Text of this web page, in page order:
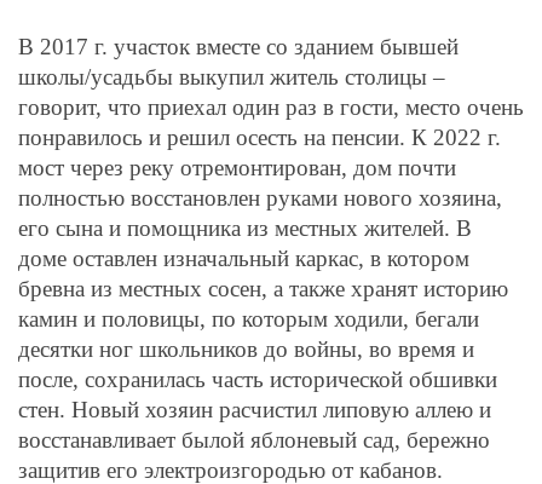
В 2017 г. участок вместе со зданием бывшей
школы/усадьбы выкупил житель столицы –
говорит, что приехал один раз в гости, место очень
понравилось и решил осесть на пенсии. К 2022 г.
мост через реку отремонтирован, дом почти
полностью восстановлен руками нового хозяина,
его сына и помощника из местных жителей. В
доме оставлен изначальный каркас, в котором
бревна из местных сосен, а также хранят историю
камин и половицы, по которым ходили, бегали
десятки ног школьников до войны, во время и
после, сохранилась часть исторической обшивки
стен. Новый хозяин расчистил липовую аллею и
восстанавливает былой яблоневый сад, бережно
защитив его электроизгородью от кабанов.